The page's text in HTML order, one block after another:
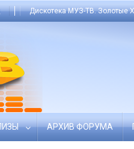
Дискотека МУЗ-ТВ. Золотые
АРХИВ ФОРУМА